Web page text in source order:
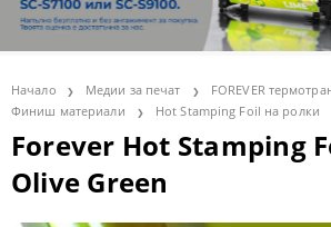
Начало Медии за печат
FOREVER
Финиш материали
Hot Stamping Foil на ролки
Forever Hot Stamping
Olive Green